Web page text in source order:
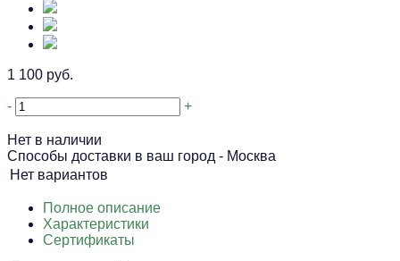
1 100 руб.
- +
Нет в наличии
Способы доставки в ваш город - Москва
Нет вариантов
Полное описание
Характеристики
Сертификаты